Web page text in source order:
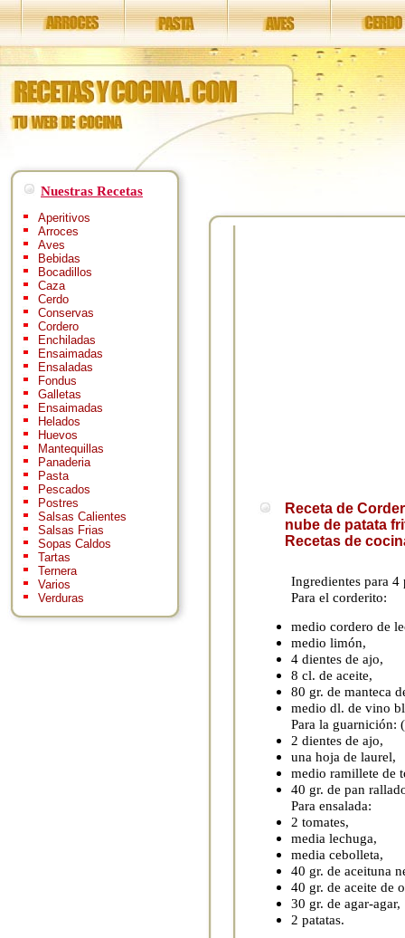
Nuestras Recetas
Aperitivos
Arroces
Aves
Bebidas
Bocadillos
Caza
Cerdo
Conservas
Cordero
Enchiladas
Ensaimadas
Ensaladas
Fondus
Galletas
Ensaimadas
Helados
Huevos
Mantequillas
Panaderia
Pasta
Pescados
Postres
Salsas Calientes
Salsas Frias
Sopas Caldos
Tartas
Ternera
Varios
Verduras
Receta de
nube de patata
Recetas de
Ingredientes para 4
Para el corderito:
medio cordero de
medio limón,
4 dientes de ajo,
8 cl. de aceite,
80 gr. de manteca
medio dl. de vino
Para la guarnición:
2 dientes de ajo,
una hoja de laurel,
medio ramillete de
40 gr. de pan
Para ensalada:
2 tomates,
media lechuga,
media cebolleta,
40 gr. de aceituna
40 gr. de aceite de
30 gr. de agar-agar,
2 patatas.